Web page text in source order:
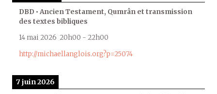
DBD • Ancien Testament, Qumrân et transmission
des textes bibliques
14 mai 2026 20h00 - 22h00
http://michaellanglois.org?p=25074
7 juin 2026